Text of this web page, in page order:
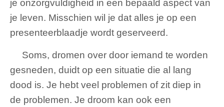
je onzorgvuldigheid in een bepaald aspect van
je leven. Misschien wil je dat alles je op een
presenteerblaadje wordt geserveerd.
Soms, dromen over door iemand te worden
gesneden, duidt op een situatie die al lang
dood is. Je hebt veel problemen of zit diep in
de problemen. Je droom kan ook een